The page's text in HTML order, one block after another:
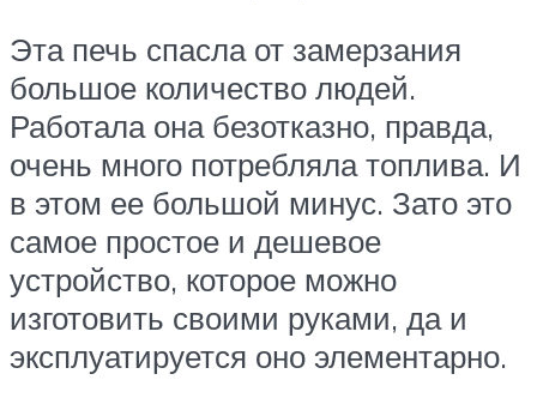
Эта печь спасла от замерзания
большое количество людей.
Работала она безотказно, правда,
очень много потребляла топлива. И
в этом ее большой минус. Зато это
самое простое и дешевое
устройство, которое можно
изготовить своими руками, да и
эксплуатируется оно элементарно.